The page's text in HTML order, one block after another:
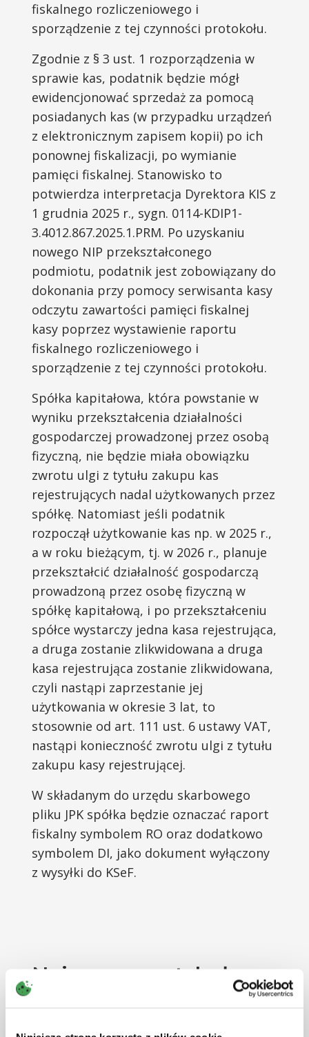
fiskalnego rozliczeniowego i
sporządzenie z tej czynności protokołu.
Zgodnie z § 3 ust. 1 rozporządzenia w
sprawie kas, podatnik będzie mógł
ewidencjonować sprzedaż za pomocą
posiadanych kas (w przypadku urządzeń
z elektronicznym zapisem kopii) po ich
ponownej fiskalizacji, po wymianie
pamięci fiskalnej. Stanowisko to
potwierdza interpretacja Dyrektora KIS z
1 grudnia 2025 r., sygn. 0114-KDIP1-
3.4012.867.2025.1.PRM. Po uzyskaniu
nowego NIP przekształconego
podmiotu, podatnik jest zobowiązany do
dokonania przy pomocy serwisanta kasy
odczytu zawartości pamięci fiskalnej
kasy poprzez wystawienie raportu
fiskalnego rozliczeniowego i
sporządzenie z tej czynności protokołu.
Spółka kapitałowa, która powstanie w
wyniku przekształcenia działalności
gospodarczej prowadzonej przez osobą
fizyczną, nie będzie miała obowiązku
zwrotu ulgi z tytułu zakupu kas
rejestrujących nadal użytkowanych przez
spółkę. Natomiast jeśli podatnik
rozpoczął użytkowanie kas np. w 2025 r.,
a w roku bieżącym, tj. w 2026 r., planuje
przekształcić działalność gospodarczą
prowadzoną przez osobę fizyczną w
spółkę kapitałową, i po przekształceniu
spółce wystarczy jedna kasa rejestrująca,
a druga zostanie zlikwidowana a druga
kasa rejestrująca zostanie zlikwidowana,
czyli nastąpi zaprzestanie jej
użytkowania w okresie 3 lat, to
stosownie od art. 111 ust. 6 ustawy VAT,
nastąpi konieczność zwrotu ulgi z tytułu
zakupu kasy rejestrującej.
W składanym do urzędu skarbowego
pliku JPK spółka będzie oznaczać raport
fiskalny symbolem RO oraz dodatkowo
symbolem DI, jako dokument wyłączony
z wysyłki do KSeF.
Najnowsze artykuły z